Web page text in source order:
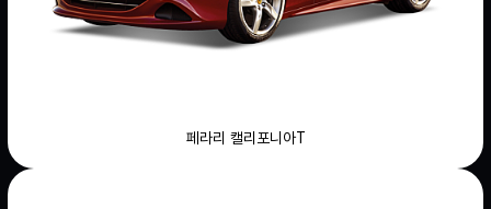
페라리 캘리포니아T